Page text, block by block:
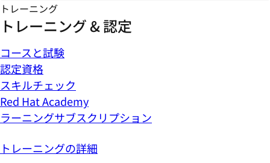
トレーニング
トレーニング & 認定
コースと試験
認定資格
スキルチェック
Red Hat Academy
ラーニングサブスクリプション
トレーニングの詳細